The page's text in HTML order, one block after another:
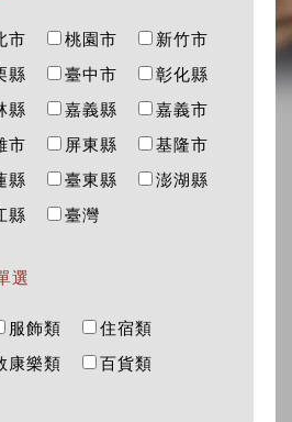
市 桃園市
新竹市
縣 臺中市
彰化縣
縣 嘉義縣
嘉義市
市 屏東縣
基隆市
縣 臺東縣
澎湖縣
縣 臺灣
選
服飾類
住宿類
康樂類
百貨類